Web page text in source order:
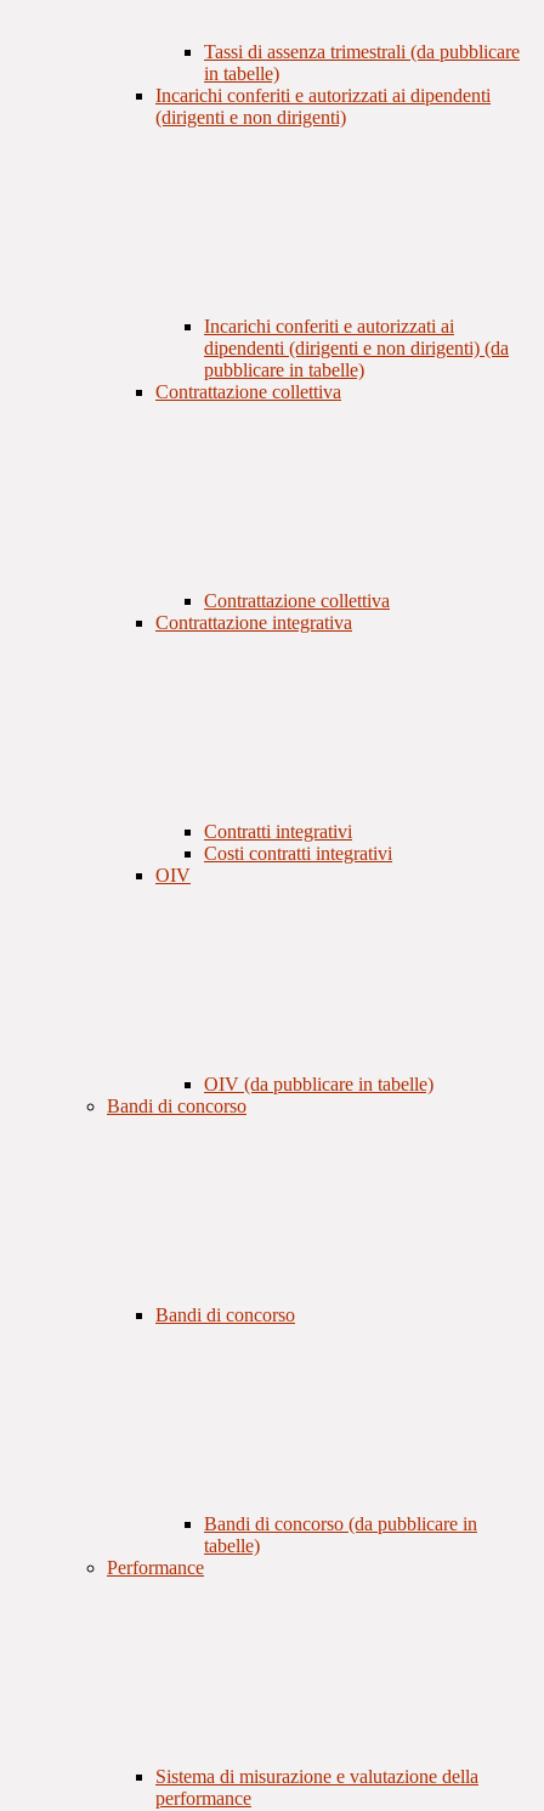
Tassi di assenza trimestrali (da pubblicare
in tabelle)
Incarichi conferiti e autorizzati ai dipendenti
(dirigenti e non dirigenti)
Incarichi conferiti e autorizzati ai
dipendenti (dirigenti e non dirigenti) (da
pubblicare in tabelle)
Contrattazione collettiva
Contrattazione collettiva
Contrattazione integrativa
Contratti integrativi
Costi contratti integrativi
OIV
OIV (da pubblicare in tabelle)
Bandi di concorso
Bandi di concorso
Bandi di concorso (da pubblicare in
tabelle)
Performance
Sistema di misurazione e valutazione della
performance